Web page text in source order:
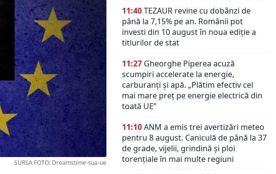
SURSA FOTO: Dreamstime-sua-ue
11:40TEZAUR revine cu dobânzi de
până la 7,15% pe an. Românii pot
investi din 10 august în noua ediție a
titlurilor de stat
11:27 Gheorghe Piperea acuză
scumpiri accelerate la energie,
carburanți și apă. „Plătim efectiv cel
mai mare preț pe energie electrică din
toată UE”
11:10ANM a emis trei avertizări meteo
pentru 8 august. Caniculă de până la 37
de grade, vijelii, grindină și ploi
torențiale în mai multe regiuni